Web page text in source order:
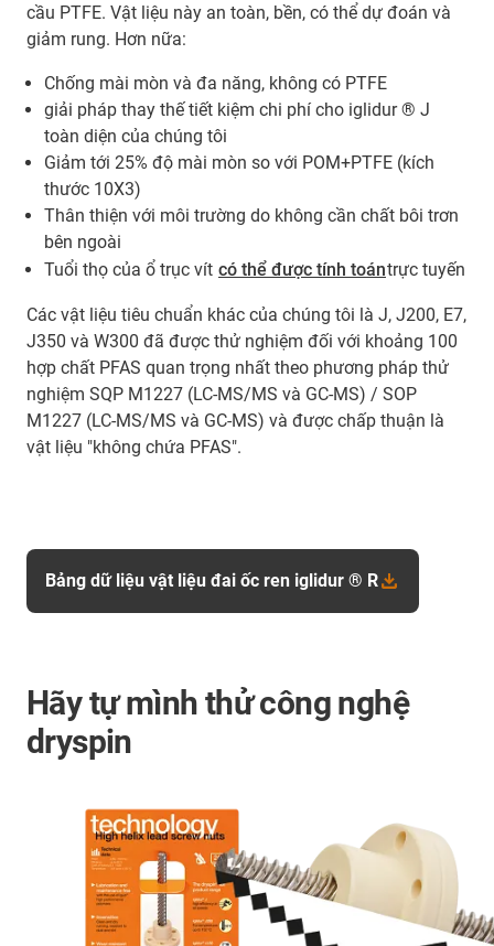
cầu PTFE. Vật liệu này an toàn, bền, có thể dự đoán và
giảm rung. Hơn nữa:
Chống mài mòn và đa năng, không có PTFE
giải pháp thay thế tiết kiệm chi phí cho iglidur ® J
toàn diện của chúng tôi
Giảm tới 25% độ mài mòn so với POM+PTFE (kích
thước 10X3)
Thân thiện với môi trường do không cần chất bôi trơn
bên ngoài
Tuổi thọ của ổ trục vít có thể được tính toántrực tuyến
Các vật liệu tiêu chuẩn khác của chúng tôi là J, J200, E7,
J350 và W300 đã được thử nghiệm đối với khoảng 100
hợp chất PFAS quan trọng nhất theo phương pháp thử
nghiệm SQP M1227 (LC-MS/MS và GC-MS) / SOP
M1227 (LC-MS/MS và GC-MS) và được chấp thuận là
vật liệu "không chứa PFAS".
Bảng dữ liệu vật liệu đai ốc ren iglidur ® R
Hãy tự mình thử công nghệ
dryspin